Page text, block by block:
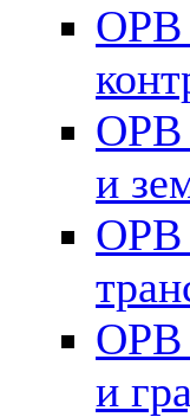
ОРВ
ОРВ
и
ОРВ
ОРВ
и